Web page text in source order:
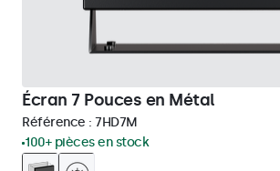
Écran 7 Pouces en Métal
Référence : 7HD7M
100+ pièces en stock